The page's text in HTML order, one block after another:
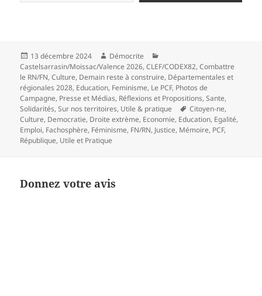
Publié
le
13 décembre 2024 Auteur
Démocrite
Castelsarrasin/Moissac/Valence 2026,CLEF/CODEX82,Combattre
le RN/FN,Culture, Demain reste à construire, Départementales et
régionales 2028, Education, Feminisme, Le PCF, Photos de
Campagne, Presse et Médias, Réflexions et Propositions,Sante,
Solidarités,Sur nos territoires, Utile & pratique
Mots-
clés
Citoyen-ne,
Culture, Democratie, Droite extrème, Economie, Education, Egalité,
Emploi, Fachosphère, Féminisme, FN/RN, Justice, Mémoire, PCF,
République, Utile et Pratique
Donnez votre avis